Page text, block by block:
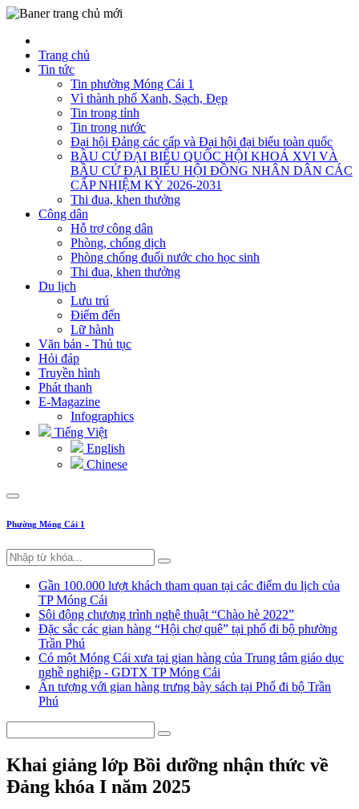
Trang chủ
Tin tức
Tin phường Móng Cái 1
Vì thành phố Xanh, Sạch, Đẹp
Tin trong tỉnh
Tin trong nước
Đại hội Đảng các cấp và Đại hội đại biểu toàn quốc
BẦU CỬ ĐẠI BIỂU QUỐC HỘI KHOÁ XVI VÀ
BẦU CỬ ĐẠI BIỂU HỘI ĐỒNG NHÂN DÂN CÁC
CẤP NHIỆM KỲ 2026-2031
Thi đua, khen thưởng
Công dân
Hỗ trợ công dân
Phòng, chống dịch
Phòng chống đuối nước cho học sinh
Thi đua, khen thưởng
Du lịch
Lưu trú
Điểm đến
Lữ hành
Văn bản - Thủ tục
Hỏi đáp
Truyền hình
Phát thanh
E-Magazine
Infographics
Tiếng Việt
English
Chinese
Phường Móng Cái 1
Gần 100.000 lượt khách tham quan tại các điểm du lịch của
TP Móng Cái
Sôi động chương trình nghệ thuật “Chào hè 2022”
Đặc sắc các gian hàng “Hội chợ quê” tại phố đi bộ phường
Trần Phú
Có một Móng Cái xưa tại gian hàng của Trung tâm giáo dục
nghề nghiệp - GDTX TP Móng Cái
Ấn tượng với gian hàng trưng bày sách tại Phố đi bộ Trần
Phú
Khai giảng lớp Bồi dưỡng nhận thức về
Đảng khóa I năm 2025